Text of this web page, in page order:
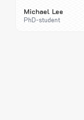
Michael Lee
PhD-student